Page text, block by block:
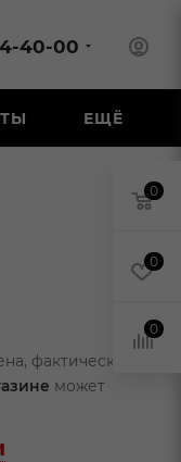
40-00
ЕЩЁ
фактическая
может
0
0
0